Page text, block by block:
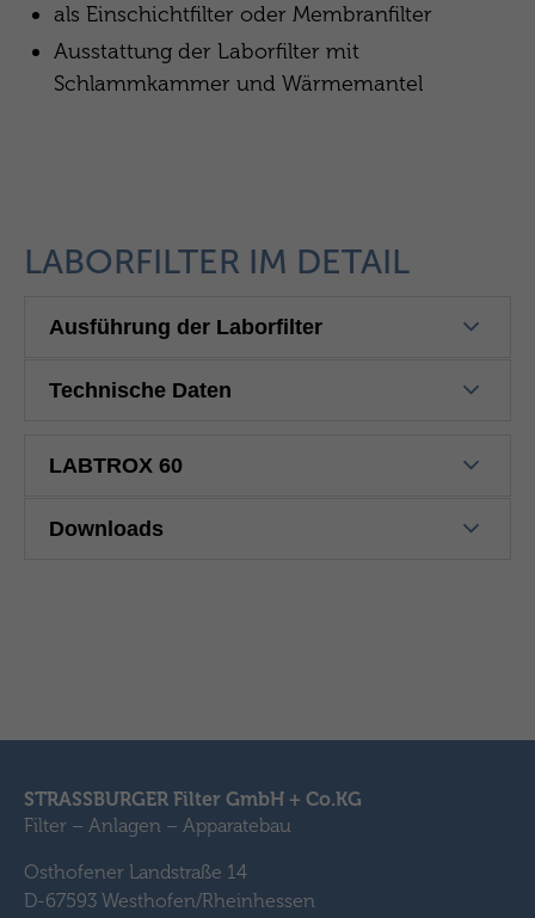
als Einschichtfilter oder Membranfilter
Ausstattung der Laborfilter mit
Schlammkammer und Wärmemantel
LABORFILTER IM DETAIL
Ausführung der Laborfilter
Technische Daten
LABTROX 60
Downloads
STRASSBURGER Filter GmbH + Co.KG
Filter – Anlagen – Apparatebau
Osthofener Landstraße 14
D-67593 Westhofen/Rheinhessen